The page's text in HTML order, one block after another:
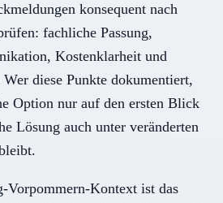
konsequent nach
fachliche Passung,
Kostenklarheit und
diese Punkte dokumentiert,
Option nur auf den ersten Blick
Lösung auch unter veränderten
Vorpommern-Kontext ist das